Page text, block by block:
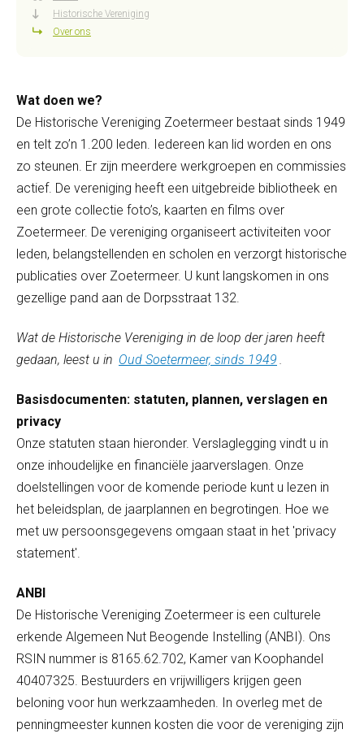
Historische Vereniging
Over ons
Wat doen we?
De Historische Vereniging Zoetermeer bestaat sinds 1949
en telt zo’n 1.200 leden. Iedereen kan lid worden en ons
zo steunen. Er zijn meerdere werkgroepen en commissies
actief. De vereniging heeft een uitgebreide bibliotheek en
een grote collectie foto’s, kaarten en films over
Zoetermeer. De vereniging organiseert activiteiten voor
leden, belangstellenden en scholen en verzorgt historische
publicaties over Zoetermeer. U kunt langskomen in ons
gezellige pand aan de Dorpsstraat 132.
Wat de Historische Vereniging in de loop der jaren heeft
gedaan, leest u in Oud Soetermeer, sinds 1949 .
Basisdocumenten: statuten, plannen, verslagen en
privacy
Onze statuten staan hieronder. Verslaglegging vindt u in
onze inhoudelijke en financiële jaarverslagen. Onze
doelstellingen voor de komende periode kunt u lezen in
het beleidsplan, de jaarplannen en begrotingen. Hoe we
met uw persoonsgegevens omgaan staat in het 'privacy
statement'.
ANBI
De Historische Vereniging Zoetermeer is een culturele
erkende Algemeen Nut Beogende Instelling (ANBI). Ons
RSIN nummer is 8165.62.702, Kamer van Koophandel
40407325. Bestuurders en vrijwilligers krijgen geen
beloning voor hun werkzaamheden. In overleg met de
penningmeester kunnen kosten die voor de vereniging zijn